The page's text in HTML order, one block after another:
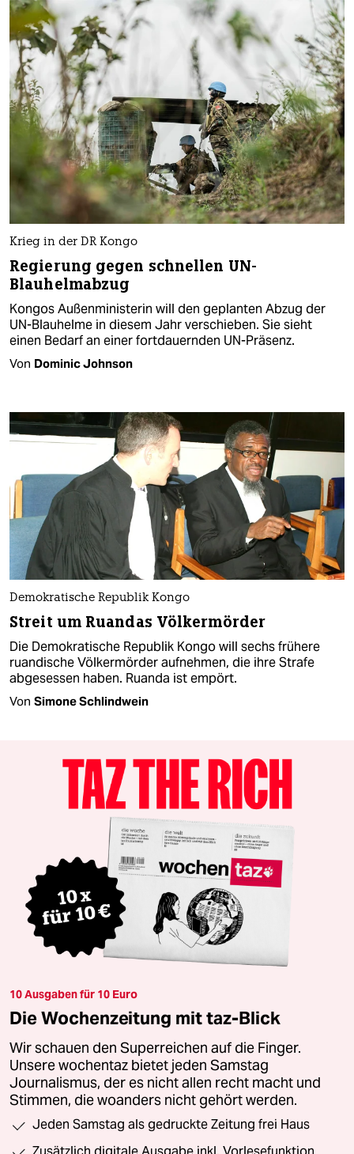
Krieg in der DR Kongo
Regierung gegen schnellen UN-
Blauhelmabzug
Kongos Außenministerin will den geplanten Abzug der
UN-Blauhelme in diesem Jahr verschieben. Sie sieht
einen Bedarf an einer fortdauernden UN-Präsenz.
Von Dominic Johnson
Demokratische Republik Kongo
Streit um Ruandas Völkermörder
Die Demokratische Republik Kongo will sechs frühere
ruandische Völkermörder aufnehmen, die ihre Strafe
abgesessen haben. Ruanda ist empört.
Von Simone Schlindwein
10 Ausgaben für 10 Euro
Die Wochenzeitung mit taz-Blick
Wir schauen den Superreichen auf die Finger.
Unsere wochentaz bietet jeden Samstag
Journalismus, der es nicht allen recht macht und
Stimmen, die woanders nicht gehört werden.
Jeden Samstag als gedruckte Zeitung frei Haus